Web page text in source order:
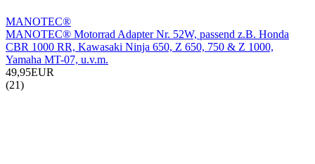
MANOTEC®
MANOTEC® Motorrad Adapter Nr. 52W, passend z.B. Honda
CBR 1000 RR, Kawasaki Ninja 650, Z 650, 750 & Z 1000,
Yamaha MT-07, u.v.m.
49,95EUR
(21)